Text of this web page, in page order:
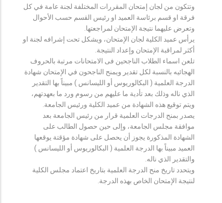
وتتكون من لجان إمتحان المقررات المختلفة لجنة عامة في كل
فرقة او قسم برئاسة العميد او رئيس القسم حسب الأحوال
وتعرض عليهما نتيجة الإمتحان لمراجعتها.
يرأس عميد الكلية لجان الإمتحان، ويشكل تحت إشرافه لجنة او
أكثر لمراقبة الإمتحان وإعداد النتيجة.
تلعن اسماء الطلاب الناجحين فى الامتحانات مرتبة بالحروف
الهجائيه بالنسبة لكل تقدير ويمنح الناجحون في الإمتحان شهادة
الدرجة العلمية ( البكالوريوس أو الليسانس ) مبيناً بها التقدير
الذي ناله وذلك بعد تأدية ما عليهم من رسوم ورد ما بعهدتهم،
ويتم توقيع هذه الشهادة من عميد الكلية ورئيس الجامعة.
يصدر بمنح الدرجات العلمية قرار من رئيس الجامعة بعد
موافقة مجلس الجامعة، وإلى حين حصول الطالب على
الشهادة المذكورة يجوز أن يحصل على شهادة مؤقتة يوقعها
العميد مبيناً بها الدرجة العلمية ( البكالوريوس أو الليسانس )
والتقدير الذي ناله.
ويتحدد تاريخ منح الدرجة العلمية بتاريخ اعتماد مجلس الكلية
لنتيجة الإمتحان الخاص بهذه الدرجة.